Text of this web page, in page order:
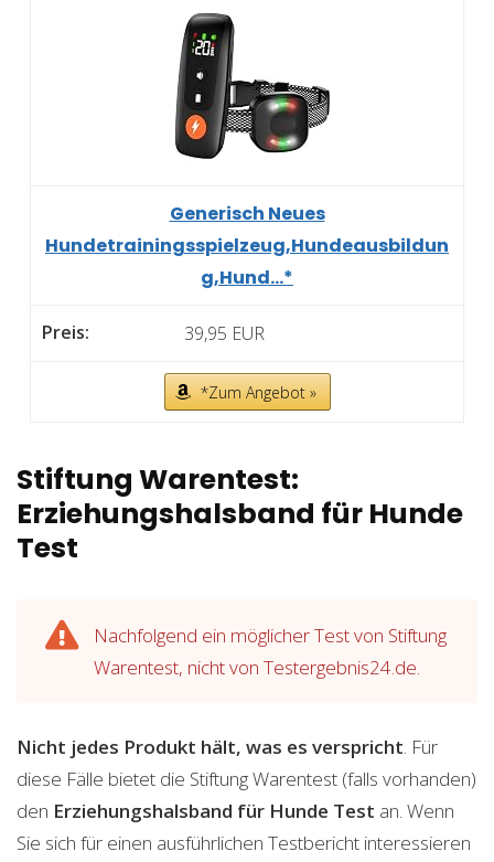
Generisch Neues
Hundetrainingsspielzeug,Hundeausbildun
g,Hund...*
39,95 EUR
*Zum Angebot »
Stiftung Warentest:
Erziehungshalsband für Hunde
Test
Nachfolgend ein möglicher Test von Stiftung
Warentest, nicht von Testergebnis24.de.
Nicht jedes Produkt hält, was es verspricht. Für
diese Fälle bietet die Stiftung Warentest (falls vorhanden)
den Erziehungshalsband für Hunde Test an. Wenn
Sie sich für einen ausführlichen Testbericht interessieren